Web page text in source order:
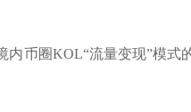
内币圈KOL“流量变现”模式